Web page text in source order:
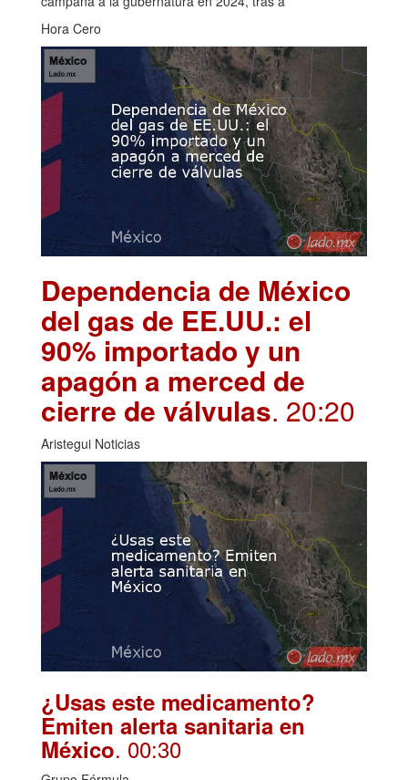
Hora Cero
Dependencia de México
del gas de EE.UU.: el
90% importado y un
apagón a merced de
cierre de válvulas. 20:20
Aristegui Noticias
¿Usas este medicamento?
Emiten alerta sanitaria en
México. 00:30